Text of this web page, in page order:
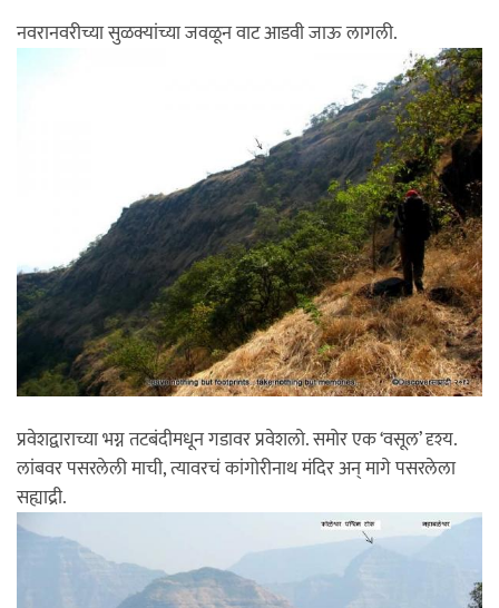
नवरानवरीच्या सुळक्यांच्या जवळून वाट आडवी जाऊ लागली.
प्रवेशद्वाराच्या भग्न तटबंदीमधून गडावर प्रवेशलो. समोर एक ‘वसूल’ दृश्य.
लांबवर पसरलेली माची, त्यावरचं कांगोरीनाथ मंदिर अन् मागे पसरलेला
सह्याद्री.